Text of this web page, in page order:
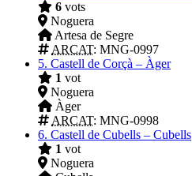
6 vots
Noguera
Artesa de Segre
ARCAT: MNG-0997
5. Castell de Corçà – Àger
1 vot
Noguera
Àger
ARCAT: MNG-0998
6. Castell de Cubells – Cubells
1 vot
Noguera